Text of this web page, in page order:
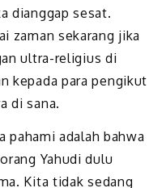
dianggap sesat.
zaman sekarang jika
ultra-religius di
kepada para pengikut
di sana.
pahami adalah bahwa
Yahudi dulu
Kita tidak sedang